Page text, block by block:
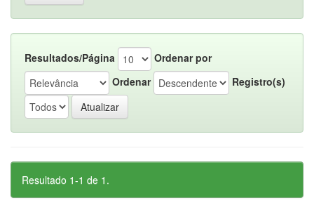
Resultados/Página
Ordenar por
Ordenar
Registro(s)
Resultado 1-1 de 1.